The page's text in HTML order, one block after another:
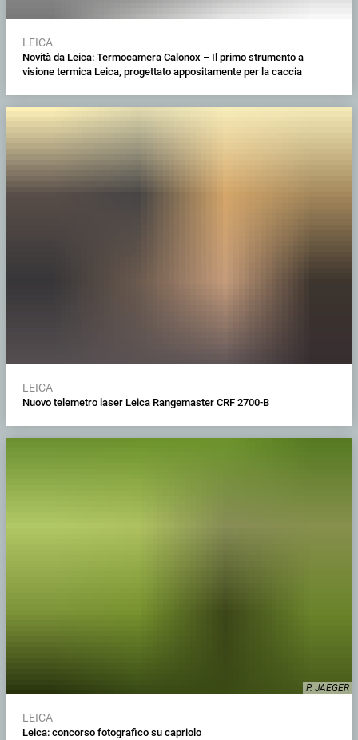
LEICA
Novità da Leica: Termocamera Calonox – Il primo strumento a
visione termica Leica, progettato appositamente per la caccia
LEICA
Nuovo telemetro laser Leica Rangemaster CRF 2700-B
P. JAEGER
LEICA
Leica: concorso fotografico su capriolo